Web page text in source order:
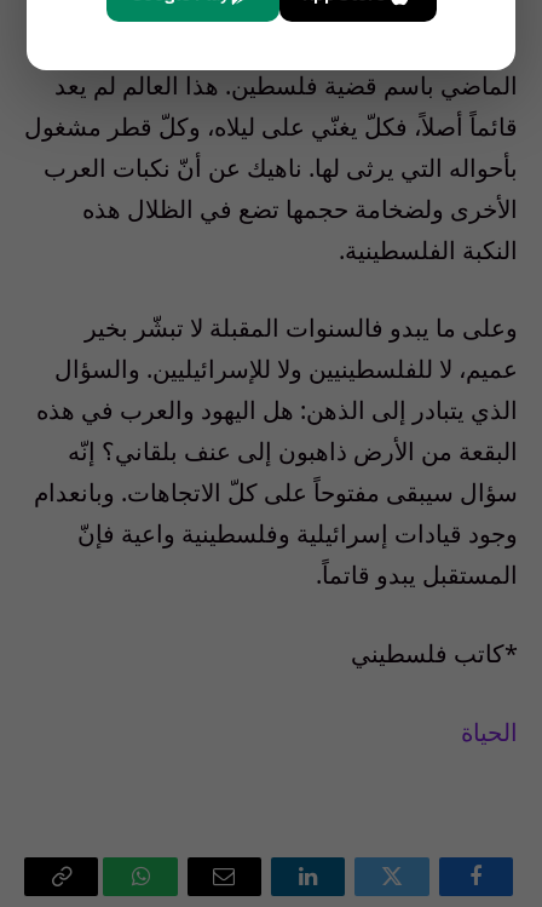
وفي الخلفية ثمّة «عالم عربيّ» طالما تغنّى في
الماضي باسم قضية فلسطين. هذا العالم لم يعد
قائماً أصلاً، فكلّ يغنّي على ليلاه، وكلّ قطر مشغول
بأحواله التي يرثى لها. ناهيك عن أنّ نكبات العرب
الأخرى ولضخامة حجمها تضع في الظلال هذه
النكبة الفلسطينية.
وعلى ما يبدو فالسنوات المقبلة لا تبشّر بخير
عميم، لا للفلسطينيين ولا للإسرائيليين. والسؤال
الذي يتبادر إلى الذهن: هل اليهود والعرب في هذه
البقعة من الأرض ذاهبون إلى عنف بلقاني؟ إنّه
سؤال سيبقى مفتوحاً على كلّ الاتجاهات. وبانعدام
وجود قيادات إسرائيلية وفلسطينية واعية فإنّ
المستقبل يبدو قاتماً.
*كاتب فلسطيني
الحياة
فيسبوك تويتر لينكدإن
البريد
واتساب Copy